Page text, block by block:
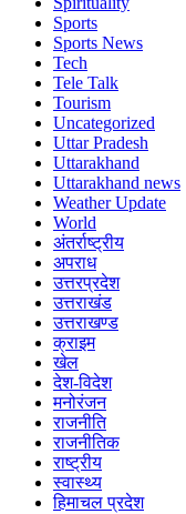
Sports
Sports News
Tech
Tele Talk
Tourism
Uncategorized
Uttar Pradesh
Uttarakhand
Uttarakhand news
Weather Update
World
अंतर्राष्ट्रीय
अपराध
उत्तरप्रदेश
उत्तराखंड
उत्तराखण्ड
क्राइम
खेल
देश-विदेश
मनोरंजन
राजनीति
राजनीतिक
राष्ट्रीय
स्वास्थ्य
हिमाचल प्रदेश